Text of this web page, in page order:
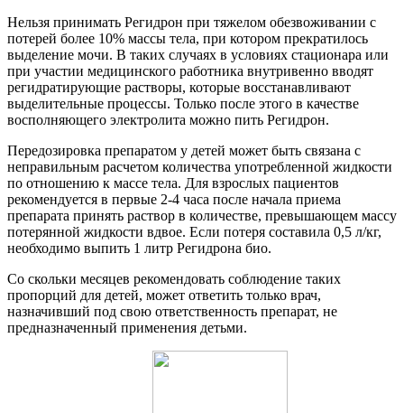
Нельзя принимать Регидрон при тяжелом обезвоживании с
потерей более 10% массы тела, при котором прекратилось
выделение мочи. В таких случаях в условиях стационара или
при участии медицинского работника внутривенно вводят
регидратирующие растворы, которые восстанавливают
выделительные процессы. Только после этого в качестве
восполняющего электролита можно пить Регидрон.
Передозировка препаратом у детей может быть связана с
неправильным расчетом количества употребленной жидкости
по отношению к массе тела. Для взрослых пациентов
рекомендуется в первые 2-4 часа после начала приема
препарата принять раствор в количестве, превышающем массу
потерянной жидкости вдвое. Если потеря составила 0,5 л/кг,
необходимо выпить 1 литр Регидрона био.
Со скольки месяцев рекомендовать соблюдение таких
пропорций для детей, может ответить только врач,
назначивший под свою ответственность препарат, не
предназначенный применения детьми.